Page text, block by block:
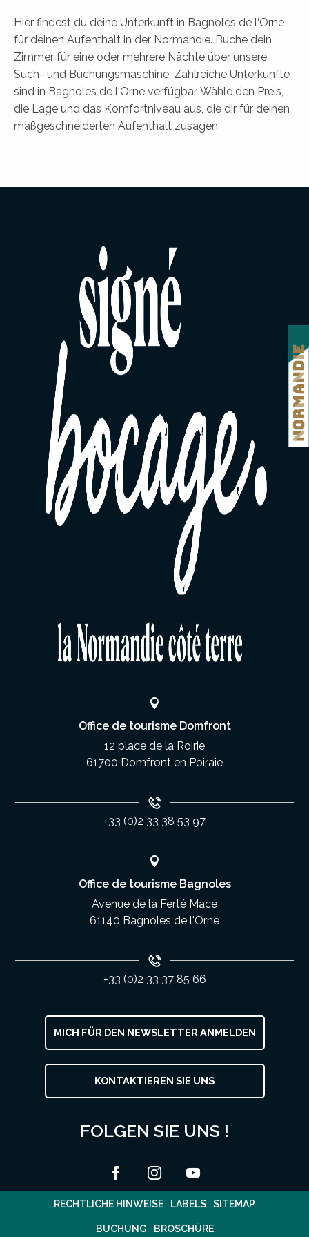
Hier findest du deine Unterkunft in Bagnoles de l‘Orne
für deinen Aufenthalt in der Normandie. Buche dein
Zimmer für eine oder mehrere Nächte über unsere
Such- und Buchungsmaschine. Zahlreiche Unterkünfte
sind in Bagnoles de l‘Orne verfügbar. Wähle den Preis,
die Lage und das Komfortniveau aus, die dir für deinen
maßgeschneiderten Aufenthalt zusagen.
Pavillon de la Baillée
Résidence Le Karialex
Résidence Bel Air - appt. n°53
Résidence les Porquerolles - appt n°3
Résidence le Cassigny - appart n° 19
Résidence La Bagnolaise - n°11
Hôtel de Tessé
Résidence "Les Petites Anémones" - appart. n°2
Villa Jeanne d'Arc - appart. n°1
MICH FÜR DEN NEWSLETTER ANMELDEN
KONTAKTIEREN SIE UNS
FOLGEN SIE UNS !
Office de tourisme Domfront
12 place de la Roirie
61700 Domfront en Poiraie
+33 (0)2 33 38 53 97
Office de tourisme Bagnoles
Avenue de la Ferté Macé
61140 Bagnoles de l'Orne
+33 (0)2 33 37 85 66
RECHTLICHE HINWEISE LABELS SITEMAP
BUCHUNG BROSCHÜRE